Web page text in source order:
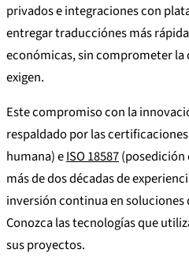
privados e integraciones con
entregar traducciónes más
económicas, sin comprometer
exigen.
Este compromiso con la
respaldado por las certificaciones
humana) eISO 18587
más de dos décadas de
inversión continua en
Conozca las tecnologías que
sus proyectos.